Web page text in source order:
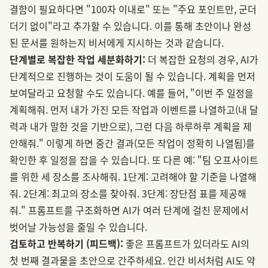
결함이 필요하다면 "100자 이내로" 또는 "주요 포인트만, 군더
더기 없이"라고 추가할 수 있습니다. 이를 통해 초안이나 완성
된 문서를 원하는지 비서에게 지시하는 것과 같습니다.
단계별로 복잡한 작업 세분화하기: 더 복잡한 요청의 경우, AI가
단계적으로 진행하는 것이 도움이 될 수 있습니다. 계획을 먼저
보여달라고 요청할 수도 있습니다. 예를 들어, "이번 주 일정을
계획해줘. 먼저 내가 가진 모든 작업과 이벤트를 나열하고(내 달
력과 내가 말한 것을 기반으로), 그런 다음 하루하루 계획을 제
안해줘." 이렇게 하면 중간 결과(모든 작업이 정확히 나열됨)를
확인한 후 일정을 잡을 수 있습니다. 또 다른 예: "팀 오프사이트
를 위한 세 장소를 조사해줘. 1단계: 고려해야 할 기준을 나열해
줘. 2단계: 최고의 장소를 찾아줘. 3단계: 장단점 표를 제공해
줘." 프롬프트를 구조화하면 AI가 여러 단계에 걸친 문제에서
벗어날 가능성을 줄일 수 있습니다.
검토하고 반복하기 (피드백): 좋은 프롬프트가 있더라도 AI의
첫 번째 결과물을 초안으로 간주하세요. 인간 비서처럼 AI도 약